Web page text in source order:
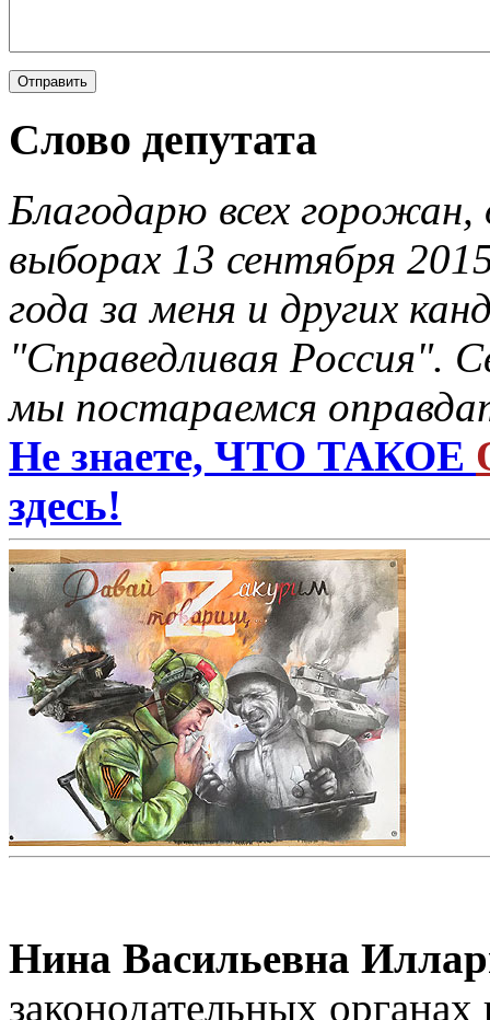
Слово депутата
Благодарю всех
выборах 13 сентября
года за меня и других
"Справедливая Россия".
мы постараемся
Не знаете, ЧТО ТАКОЕ
здесь!
Нина Васильевна
законодательных органах